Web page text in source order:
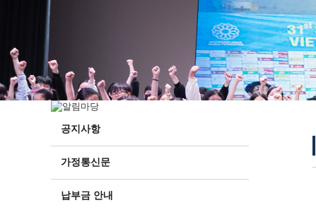
교직원현황
학생현황
위치/전화
전경사진
공지사항
가정통신문
납부금 안내